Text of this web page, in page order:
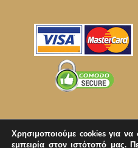
Χρησιμοποιούμε cookies για
εμπειρία στον ιστότοπό μας.